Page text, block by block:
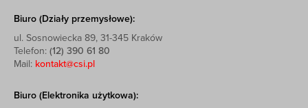
Biuro (Działy przemysłowe):
ul. Sosnowiecka 89, 31-345 Kraków
Telefon: (12) 390 61 80
Mail: kontakt@csi.pl
Biuro (Elektronika użytkowa):